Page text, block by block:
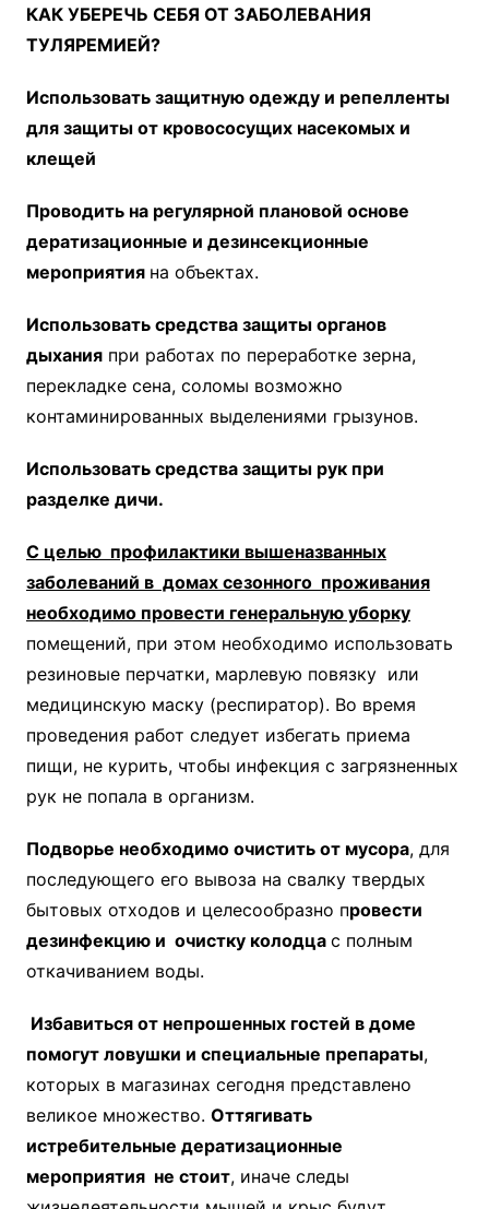
КАК УБЕРЕЧЬ СЕБЯ ОТ ЗАБОЛЕВАНИЯ
ТУЛЯРЕМИЕЙ?
Использовать защитную одежду и репелленты
для защиты от кровососущих насекомых и
клещей
Проводить на регулярной плановой основе
дератизационные и дезинсекционные
мероприятия на объектах.
Использовать средства защиты органов
дыханияпри работах по переработке зерна,
перекладке сена, соломы возможно
контаминированных выделениями грызунов.
Использовать средства защиты рук при
разделке дичи.
С целью профилактики вышеназванных
заболеваний в домах сезонного проживания
необходимо провести генеральную уборку
помещений, при этом необходимо использовать
резиновые перчатки, марлевую повязку или
медицинскую маску (респиратор). Во время
проведения работ следует избегать приема
пищи, не курить, чтобы инфекция с загрязненных
рук не попала в организм.
Подворье необходимо очистить от мусора, для
последующего его вывоза на свалку твердых
бытовых отходов и целесообразно провести
дезинфекцию и очистку колодца с полным
откачиванием воды.
Избавиться от непрошенных гостей в доме
помогут ловушки и специальные препараты,
которых в магазинах сегодня представлено
великое множество. Оттягивать
истребительные дератизационные
мероприятия не стоит, иначе следы